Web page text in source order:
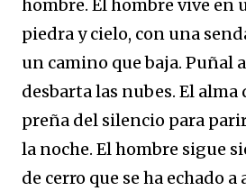
hombre. El hombre vive en
piedra y cielo, con una
un camino que baja. Puñal
desbarta las nubes. El alma
preña del silencio para
la noche. El hombre sigue
de cerro que se ha echado a